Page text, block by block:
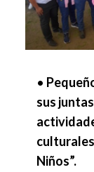
•
sus
Niños”.